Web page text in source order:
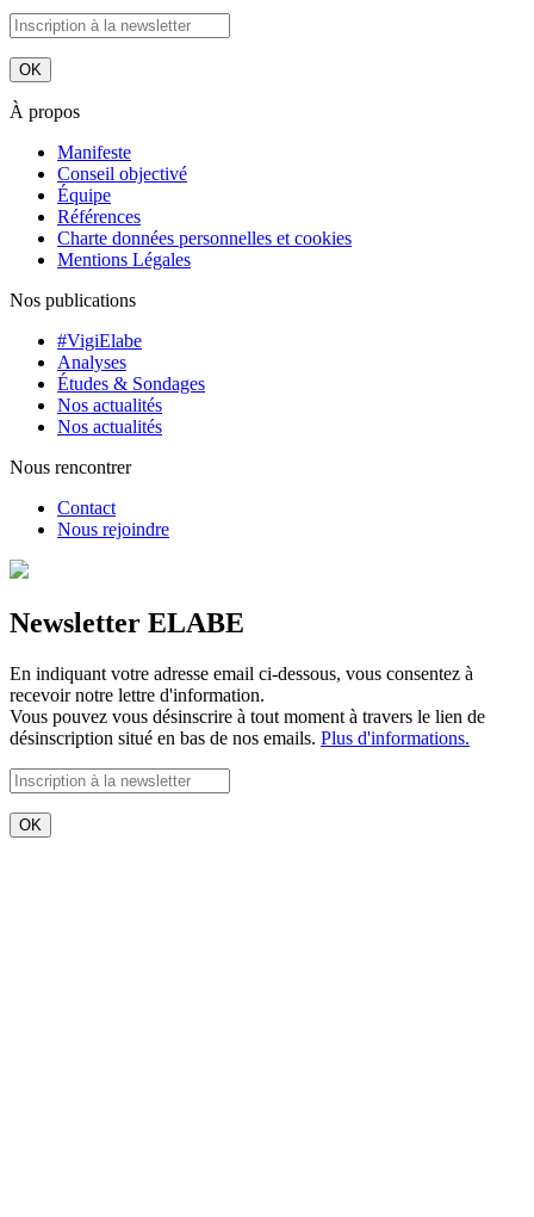
À propos
Manifeste
Conseil objectivé
Équipe
Références
Charte données personnelles et cookies
Mentions Légales
Nos publications
#VigiElabe
Analyses
Études & Sondages
Nos actualités
Nos actualités
Nous rencontrer
Contact
Nous rejoindre
Newsletter ELABE
En indiquant votre adresse email ci-dessous, vous consentez à
recevoir notre lettre d'information.
Vous pouvez vous désinscrire à tout moment à travers le lien de
désinscription situé en bas de nos emails. Plus d'informations.